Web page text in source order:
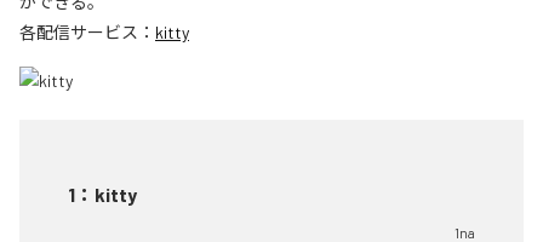
各配信サービス： kitty
1 ： kitty
1na